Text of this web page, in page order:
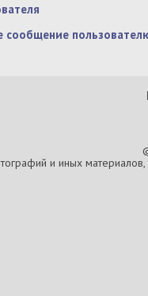
сообщение
и иных материалов,